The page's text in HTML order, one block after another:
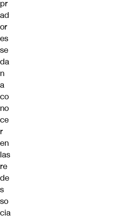
pr
ad
or
es
se
da
n
a
co
no
ce
r
en
las
re
de
s
so
cia